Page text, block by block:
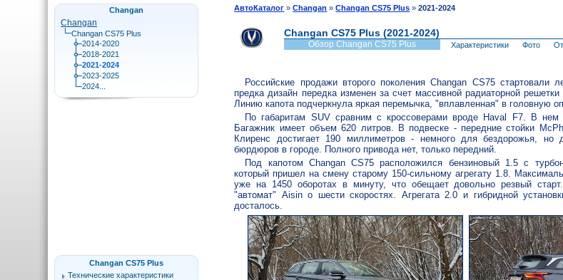
АвтоКаталог »Changan »Changan CS75 Plus »2021-2024
Changan CS75 Plus (2021-2024)
Обзор Changan CS75 Plus Характеристики Фото
Российские продажи второго поколения Changan CS75 стартовали
предка дизайн передка изменен за счет массивной радиаторной
Линию капота подчеркнула яркая перемычка, "вплавленная" в головную
По габаритам SUV сравним с кроссоверами вроде Haval F7. В
Багажник имеет объем 620 литров. В подвеске - передние стойки
Клиренс достигает 190 миллиметров - немного для бездорожья, но
бюрдюров в городе. Полного привода нет, только передний.
Под капотом Changan CS75 расположился бензиновый 1.5 с
который пришел на смену старому 150-сильному агрегату 1.8.
уже на 1450 оборотах в минуту, что обещает довольно резвый
"автомат" Aisin о шести скоростях. Агрегата 2.0 и гибридной
досталось.
Changan
Changan
Changan CS75 Plus
2014-2020
2018-2021
2021-2024
2023-2025
2024...
Changan CS75 Plus
Технические характеристики